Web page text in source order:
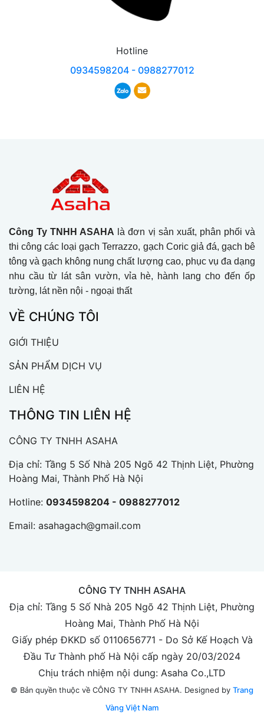
Hotline
0934598204 - 0988277012
Công Ty TNHH ASAHA là đơn vị sản xuất, phân phối và
thi công các loại gạch Terrazzo, gạch Coric giả đá, gạch bê
tông và gạch không nung chất lượng cao, phục vụ đa dạng
nhu cầu từ lát sân vườn, vỉa hè, hành lang cho đến ốp
tường, lát nền nội - ngoại thất
VỀ CHÚNG TÔI
GIỚI THIỆU
SẢN PHẨM DỊCH VỤ
LIÊN HỆ
THÔNG TIN LIÊN HỆ
CÔNG TY TNHH ASAHA
Địa chỉ: Tầng 5 Số Nhà 205 Ngõ 42 Thịnh Liệt, Phường
Hoàng Mai, Thành Phố Hà Nội
Hotline: 0934598204 - 0988277012
Email: asahagach@gmail.com
CÔNG TY TNHH ASAHA
Địa chỉ: Tầng 5 Số Nhà 205 Ngõ 42 Thịnh Liệt, Phường
Hoàng Mai, Thành Phố Hà Nội
Giấy phép ĐKKD số 0110656771 - Do Sở Kế Hoạch Và
Đầu Tư Thành phố Hà Nội cấp ngày 20/03/2024
Chịu trách nhiệm nội dung: Asaha Co.,LTD
© Bản quyền thuộc về CÔNG TY TNHH ASAHA. Designed by Trang
Vàng Việt Nam